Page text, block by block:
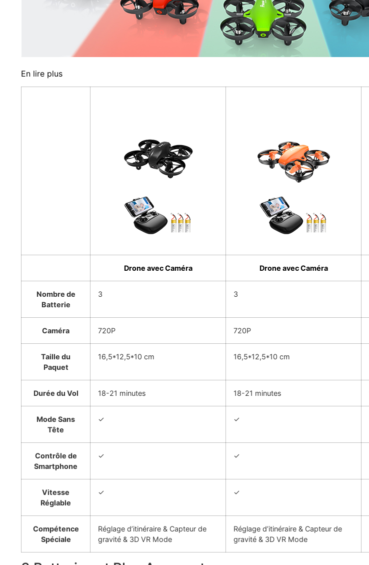
En lire plus
Drone avec Caméra Drone avec Caméra
Nombre de
Batterie
3 3
Caméra 720P 720P
Taille du
Paquet
16,5*12,5*10 cm 16,5*12,5*10 cm
Durée du Vol 18-21 minutes 18-21 minutes
Mode Sans
Tête
✓ ✓
Contrôle de
Smartphone
✓ ✓
Vitesse
Réglable
✓ ✓
Compétence
Spéciale
Réglage d’itinéraire & Capteur de
gravité & 3D VR Mode
Réglage d’itinéraire & Capteur de
gravité & 3D VR Mode